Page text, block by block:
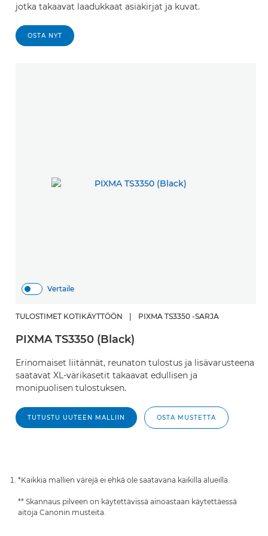
jotka takaavat laadukkaat asiakirjat ja kuvat.
OSTA NYT
Vertaile
TULOSTIMET KOTIKÄYTTÖÖN | PIXMA TS3350 -SARJA
PIXMA TS3350 (Black)
Erinomaiset liitännät, reunaton tulostus ja lisävarusteena
saatavat XL-värikasetit takaavat edullisen ja
monipuolisen tulostuksen.
TUTUSTU UUTEEN MALLIIN OSTA MUSTETTA
*Kaikkia mallien värejä ei ehkä ole saatavana kaikilla alueilla.
** Skannaus pilveen on käytettävissä ainoastaan käytettäessä
aitoja Canonin musteita.